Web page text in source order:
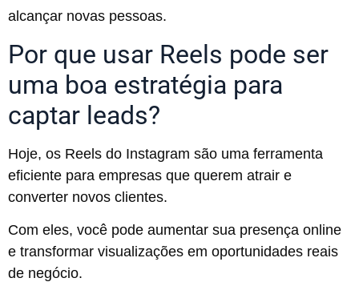
alcançar novas pessoas.
Por que usar Reels pode ser
uma boa estratégia para
captar leads?
Hoje, os Reels do Instagram são uma ferramenta
eficiente para empresas que querem atrair e
converter novos clientes.
Com eles, você pode aumentar sua presença online
e transformar visualizações em oportunidades reais
de negócio.